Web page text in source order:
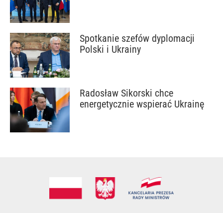
Spotkanie szefów dyplomacji
Polski i Ukrainy
Radosław Sikorski chce
energetycznie wspierać Ukrainę